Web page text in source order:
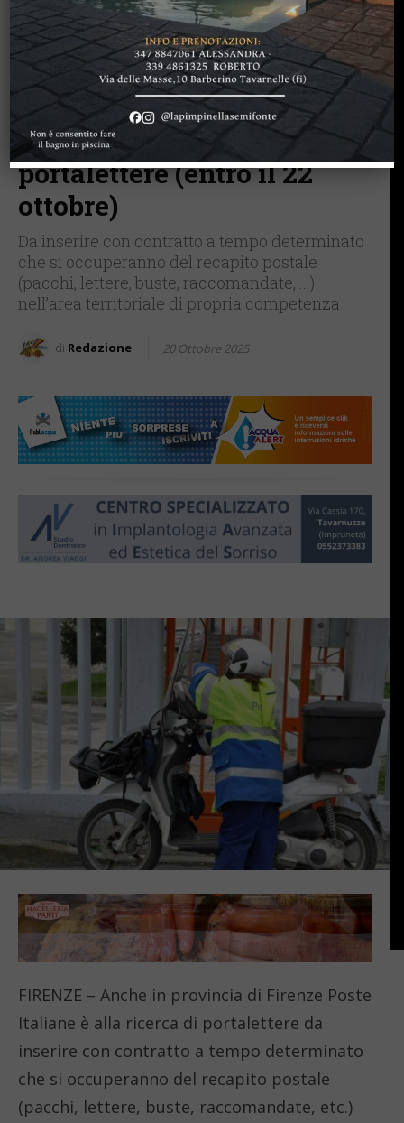
FIRENZE SIENA TOSCANA
GREVE IN CHIANTI
IMPRUNETA
LAVORO SAN CASCIANO
Poste Italiane: anche in
provincia di Firenze è
attiva una nuova ricerca di
portalettere (entro il 22
ottobre)
Da inserire con contratto a tempo determinato
che si occuperanno del recapito postale
(pacchi, lettere, buste, raccomandate, ...)
nell’area territoriale di propria competenza
di Redazione 20 Ottobre 2025
FIRENZE – Anche in provincia di Firenze Poste
Italiane è alla ricerca di portalettere da
inserire con contratto a tempo determinato
che si occuperanno del recapito postale
(pacchi, lettere, buste, raccomandate, etc.)